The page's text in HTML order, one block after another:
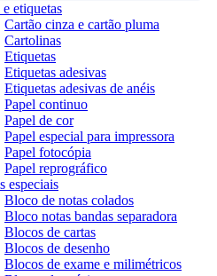
e etiquetas
Cartão cinza e cartão pluma
Cartolinas
Etiquetas
Etiquetas adesivas
Etiquetas adesivas de anéis
Papel continuo
Papel de cor
Papel especial para impressora
Papel fotocópia
Papel reprográfico
especiais
Bloco de notas colados
Bloco notas bandas separadora
Blocos de cartas
Blocos de desenho
Blocos de exame e milimétricos